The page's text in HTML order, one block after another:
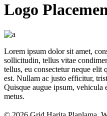
Logo
Lorem ipsum dolor sit amet,
sollicitudin, tellus vitae
tellus, eu consectetur neque elit
est. Nullam ac justo efficitur,
Quisque augue ipsum, vehicula
metus.